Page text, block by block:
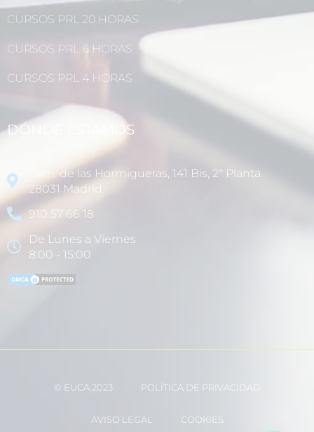
CURSOS PRL 20 HORAS
CURSOS PRL 6 HORAS
CURSOS PRL 4 HORAS
DÓNDE ESTAMOS
Cam. de las Hormigueras, 141 Bis, 2ª Planta
28031 Madrid
910 57 66 18
De Lunes a Viernes
8:00 - 15:00
© EUCA 2023 POLÍTICA DE PRIVACIDAD
AVISO LEGAL COOKIES